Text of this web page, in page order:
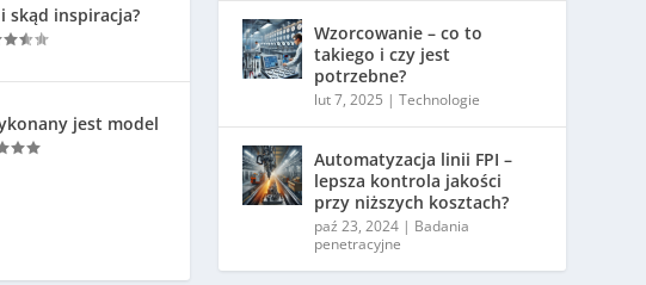
skąd inspiracja?
jest model
Wzorcowanie – co to
takiego i czy jest
potrzebne?
lut 7, 2025 |Technologie
Automatyzacja linii FPI –
lepsza kontrola jakości
przy niższych kosztach?
paź 23, 2024 | Badania
penetracyjne